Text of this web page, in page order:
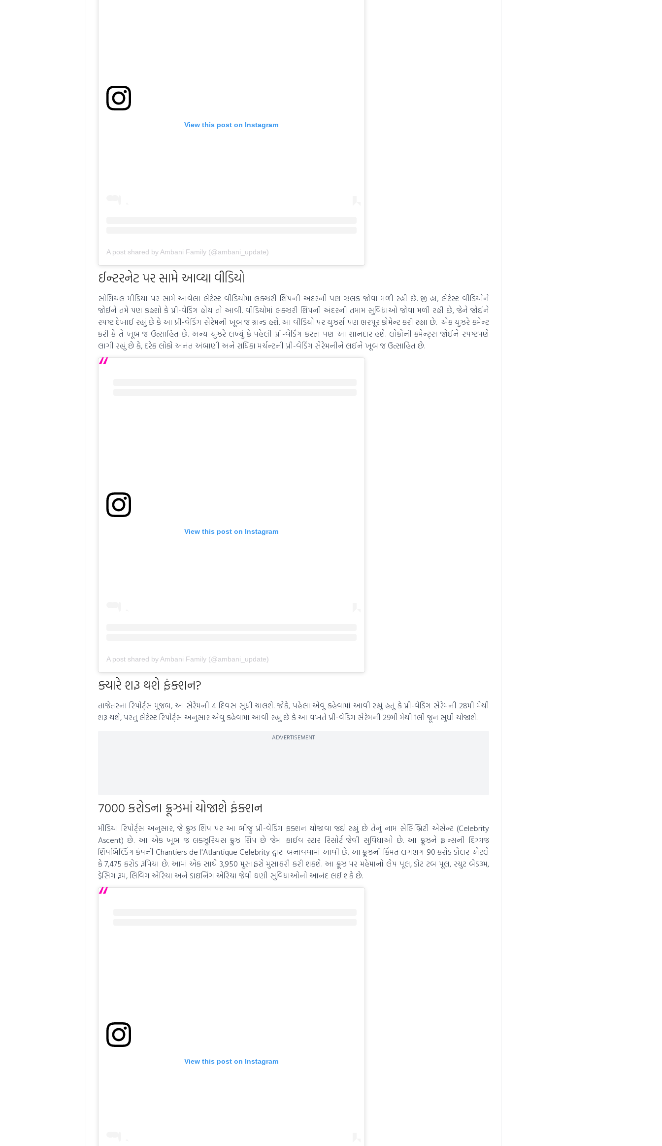
View this post on Instagram
A post shared by Ambani Family (@ambani_update)
ઈન્ટરનેટ પર સામે આવ્યા વીડિયો
સોશિયલ મીડિયા પર સામે આવેલા લેટેસ્ટ વીડિયોમાં લક્ઝરી શિપની અંદરની પણ ઝલક જોવા મળી રહી છે. જી હાં, લેટેસ્ટ વીડિયોને
જોઈને તમે પણ કહશો કે પ્રી-વેડિંગ હોય તો આવી. વીડિયોમાં લક્ઝરી શિપની અંદરની તમામ સુવિધાઓ જોવા મળી રહી છે, જેને જોઈને
સ્પષ્ટ દેખાઈ રહ્યું છે કે આ પ્રી-વેડિંગ સેરેમની ખૂબ જ ગ્રાન્ડ હશે. આ વીડિયો પર યુઝર્સ પણ ભરપૂર કોમેન્ટ કરી રહ્યા છે. એક યુઝરે કમેન્ટ
કરી કે તે ખૂબ જ ઉત્સાહિત છે. અન્ય યુઝરે લખ્યું કે પહેલી પ્રી-વેડિંગ કરતા પણ આ શાનદાર હશે. લોકોની કમેન્ટ્સ જોઈને સ્પષ્ટપણે
લાગી રહ્યું છે કે, દરેક લોકો અનંત અંબાણી અને રાધિકા મર્ચન્ટની પ્રી-વેડિંગ સેરેમનીને લઈને ખૂબ જ ઉત્સાહિત છે.
View this post on Instagram
A post shared by Ambani Family (@ambani_update)
ક્યારે શરૂ થશે ફંક્શન?
તાજેતરના રિપોર્ટ્સ મુજબ, આ સેરેમની 4 દિવસ સુધી ચાલશે. જોકે, પહેલા એવું કહેવામાં આવી રહ્યું હતું કે પ્રી-વેડિંગ સેરેમની 28મી મેથી
શરૂ થશે, પરંતુ લેટેસ્ટ રિપોર્ટ્સ અનુસાર એવું કહેવામાં આવી રહ્યું છે કે આ વખતે પ્રી-વેડિંગ સેરેમની 29મી મેથી 1લી જૂન સુધી યોજાશે.
ADVERTISEMENT
7000 કરોડના ક્રૂઝમાં યોજાશે ફંક્શન
મીડિયા રિપોર્ટ્સ અનુસાર, જે ક્રુઝ શિપ પર આ બીજુ પ્રી-વેડિંગ ફંક્શન યોજાવા જઈ રહ્યું છે તેનું નામ સેલિબ્રિટી એસેન્ટ (Celebrity
Ascent) છે. આ એક ખૂબ જ લક્ઝુરિયસ ક્રુઝ શિપ છે જેમાં ફાઈવ સ્ટાર રિસોર્ટ જેવી સુવિધાઓ છે. આ ક્રૂઝને ફ્રાન્સની દિગ્ગજ
શિપબિલ્ડિંગ કંપની Chantiers de I'Atlantique Celebrity દ્વારા બનાવવામાં આવી છે. આ ક્રૂઝની કિંમત લગભગ 90 કરોડ ડોલર એટલે
કે 7,475 કરોડ રૂપિયા છે. આમાં એક સાથે 3,950 મુસાફરો મુસાફરી કરી શકશે. આ ક્રૂઝ પર મહેમાનો લેપ પૂલ, ડોટ ટબ પૂલ, સ્યુટ બેડરૂમ,
ડ્રેસિંગ રૂમ, લિવિંગ એરિયા અને ડાઇનિંગ એરિયા જેવી ઘણી સુવિધાઓનો આનંદ લઈ શકે છે.
View this post on Instagram